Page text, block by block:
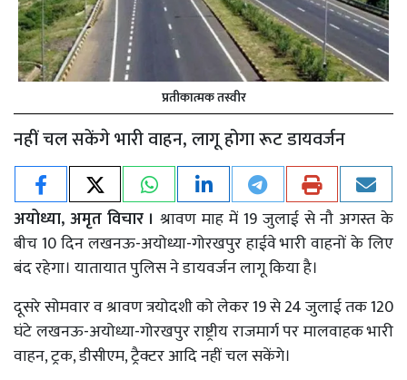
प्रतीकात्मक तस्वीर
नहीं चल सकेंगे भारी वाहन, लागू होगा रूट डायवर्जन
अयोध्या, अमृत विचार । श्रावण माह में 19 जुलाई से नौ अगस्त के
बीच 10 दिन लखनऊ-अयोध्या-गोरखपुर हाईवे भारी वाहनों के लिए
बंद रहेगा। यातायात पुलिस ने डायवर्जन लागू किया है।
दूसरे सोमवार व श्रावण त्रयोदशी को लेकर 19 से 24 जुलाई तक 120
घंटे लखनऊ-अयोध्या-गोरखपुर राष्ट्रीय राजमार्ग पर मालवाहक भारी
वाहन, ट्रक, डीसीएम, ट्रैक्टर आदि नहीं चल सकेंगे।